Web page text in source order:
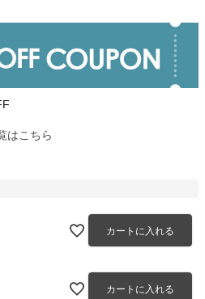
はこちら
カートに入れる
カートに入れる